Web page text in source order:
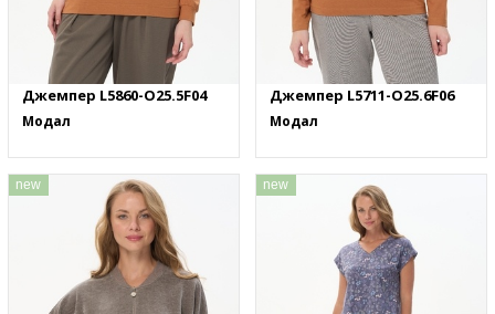
Джемпер L5860-O25.5F04
Модал
Джемпер L5711-O25.6F06
Модал
new new